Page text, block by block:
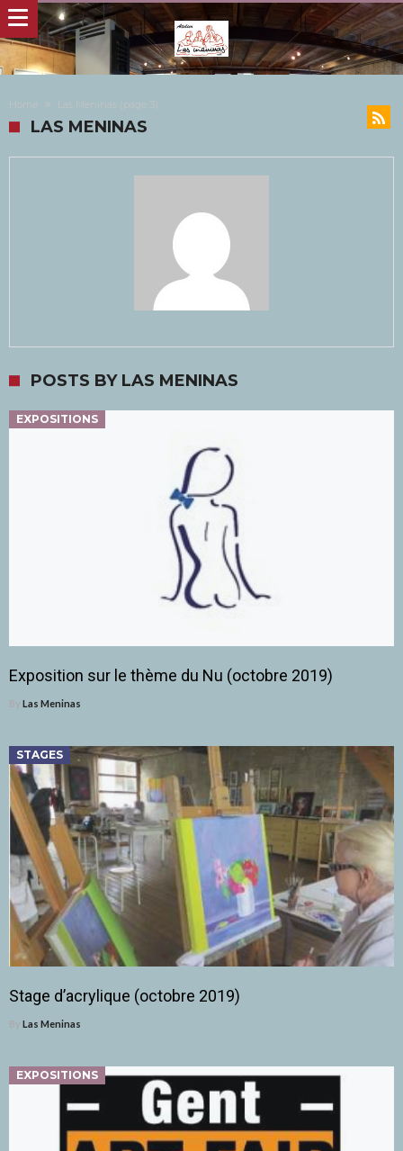
Home Las Meninas (page 3)
LAS MENINAS
POSTS BY LAS MENINAS
EXPOSITIONS
Exposition sur le thème du Nu (octobre 2019)
By Las Meninas
STAGES
Stage d’acrylique (octobre 2019)
By Las Meninas
EXPOSITIONS